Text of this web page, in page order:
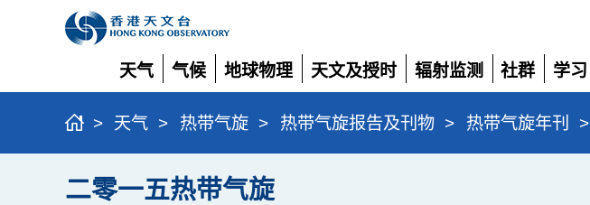
天气
展
开
气候
展
开
地球物理
展
开
天文及授时
展
开
辐射监测
展
开
社群
展
开
学习
展
开
> 天气 > 热带气旋 > 热带气旋报告及刊物 > 热带气旋年刊 >
二零一五热带气旋